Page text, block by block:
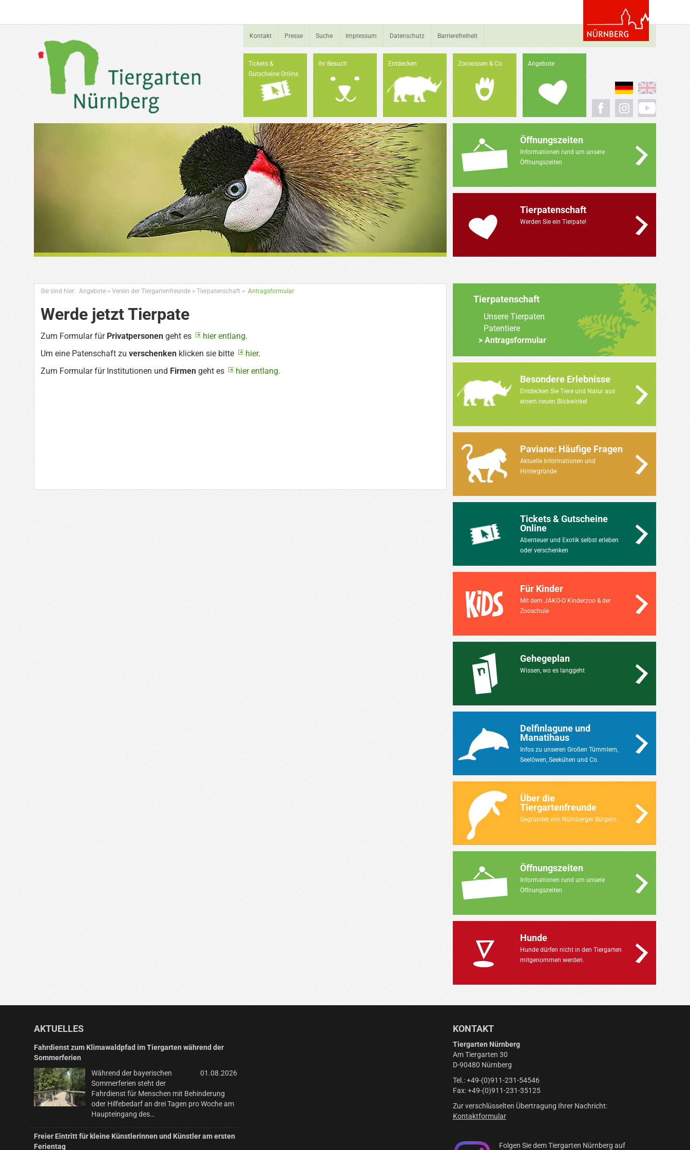
Tickets &
Gutscheine Online
Ihr Besuch Entdecken Zoowissen & Co Angebote
Kontakt Presse Suche Impressum Datenschutz Barrierefreiheit
Öffnungszeiten
Informationen rund um unsere
Öffnungszeiten
Tierpatenschaft
Werden Sie ein Tierpate!
Sie sind hier: Angebote > Verein der Tiergartenfreunde > Tierpatenschaft > Antragsformular
Werde jetzt Tierpate
Zum Formular für Privatpersonen geht es hier entlang.
Um eine Patenschaft zu verschenken klicken sie bitte hier.
Zum Formular für Institutionen und Firmen geht es hier entlang.
Tierpatenschaft
Unsere Tierpaten
Patentiere
Antragsformular
Besondere Erlebnisse
Entdecken Sie Tiere und Natur aus
einem neuen Blickwinkel
Paviane: Häufige Fragen
Aktuelle Informationen und
Hintergründe
Tickets & Gutscheine
Online
Abenteuer und Exotik selbst erleben
oder verschenken
Für Kinder
Mit dem JAKO-O Kinderzoo & der
Zooschule
Gehegeplan
Wissen, wo es langgeht
Delfinlagune und
Manatihaus
Infos zu unseren Großen Tümmlern,
Seelöwen, Seekühen und Co.
Über die
Tiergartenfreunde
Gegründet von Nürnberger Bürgern.
Öffnungszeiten
Informationen rund um unsere
Öffnungszeiten
Hunde
Hunde dürfen nicht in den Tiergarten
mitgenommen werden.
AKTUELLES
Fahrdienst zum Klimawaldpfad im Tiergarten während der
Sommerferien
01.08.2026
Während der bayerischen
Sommerferien steht der
Fahrdienst für Menschen mit Behinderung
oder Hilfebedarf an drei Tagen pro Woche am
Haupteingang des…
Freier Eintritt für kleine Künstlerinnen und Künstler am ersten
Ferientag
KONTAKT
Tiergarten Nürnberg
Am Tiergarten 30
D-90480 Nürnberg
Tel.: +49-(0)911-231-54546
Fax: +49-(0)911-231-35125
Zur verschlüsselten Übertragung Ihrer Nachricht:
Kontaktformular
Folgen Sie dem Tiergarten Nürnberg auf